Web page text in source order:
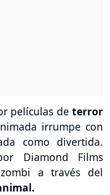
películas de terror
irrumpe con
como divertida.
Diamond Films
a través del